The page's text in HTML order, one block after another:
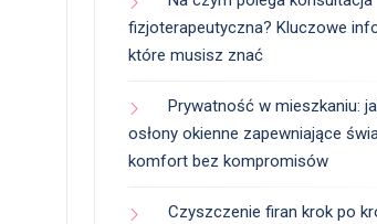
fizjoterapeutyczna? Kluczowe
które musisz znać
Prywatność w mieszkaniu:
osłony okienne zapewniające
komfort bez kompromisów
Czyszczenie firan krok po